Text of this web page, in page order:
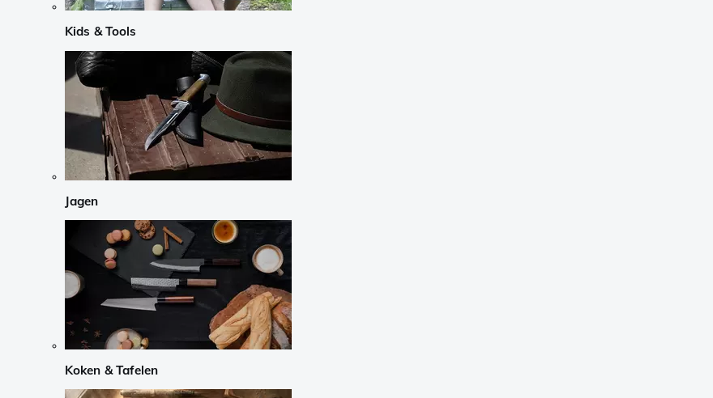
Kids & Tools
Jagen
Koken & Tafelen